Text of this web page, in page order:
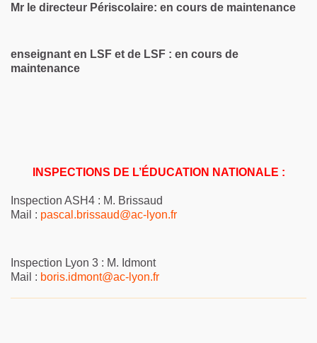
Mr le directeur Périscolaire: en cours de maintenance
enseignant en LSF et de LSF : en cours de
maintenance
INSPECTIONS DE L’ÉDUCATION NATIONALE :
Inspection ASH4 : M. Brissaud
Mail : pascal.brissaud@ac-lyon.fr
Inspection Lyon 3 : M. Idmont
Mail : boris.idmont@ac-lyon.fr